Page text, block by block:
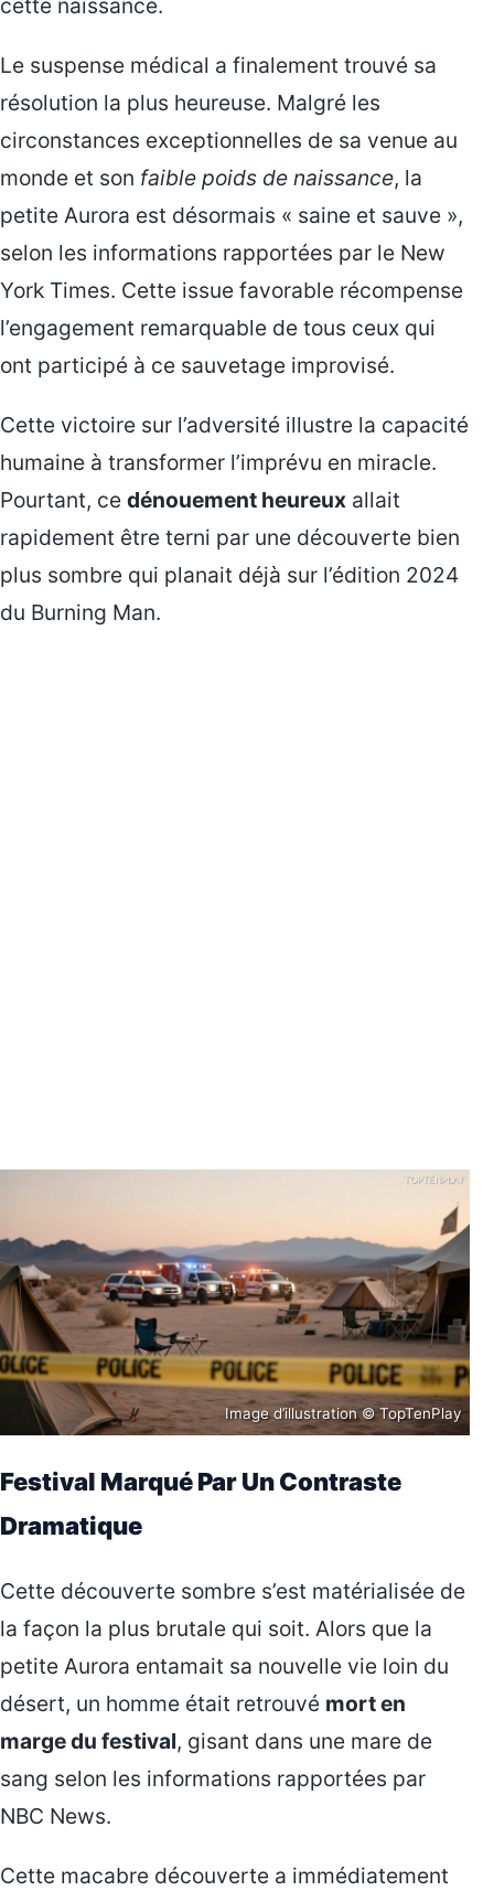
Le suspense médical a finalement trouvé sa
résolution la plus heureuse. Malgré les
circonstances exceptionnelles de sa venue au
monde et son faible poids de naissance, la
petite Aurora est désormais « saine et sauve »,
selon les informations rapportées par le New
York Times. Cette issue favorable récompense
l’engagement remarquable de tous ceux qui
ont participé à ce sauvetage improvisé.
Cette victoire sur l’adversité illustre la capacité
humaine à transformer l’imprévu en miracle.
Pourtant, ce dénouement heureux allait
rapidement être terni par une découverte bien
plus sombre qui planait déjà sur l’édition 2024
du Burning Man.
Image d’illustration © TopTenPlay
Festival Marqué Par Un Contraste
Dramatique
Cette découverte sombre s’est matérialisée de
la façon la plus brutale qui soit. Alors que la
petite Aurora entamait sa nouvelle vie loin du
désert, un homme était retrouvé mort en
marge du festival, gisant dans une mare de
sang selon les informations rapportées par
NBC News.
Cette macabre découverte a immédiatement